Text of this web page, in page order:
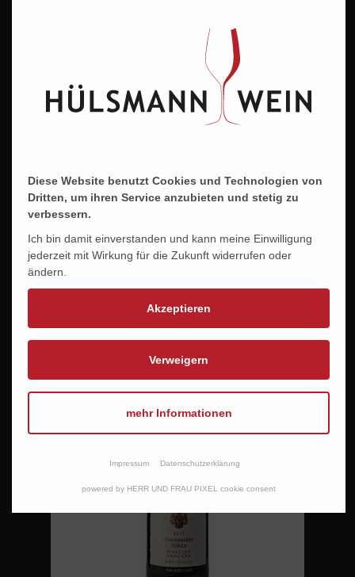
Allergene
enthält Sulfite
ZU DIESEM PRODUKT PASST ...
Diese Website benutzt Cookies und Technologien von
Dritten, um ihren Service anzubieten und stetig zu
verbessern.
Ich bin damit einverstanden und kann meine Einwilligung
jederzeit mit Wirkung für die Zukunft widerrufen oder
ändern.
Akzeptieren
Verweigern
mehr Informationen
Impressum Datenschutzerklärung
powered by HERR UND FRAU PIXEL cookie consent